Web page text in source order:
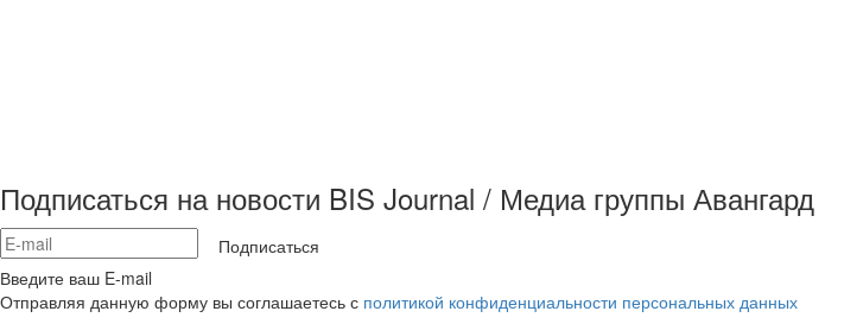
Подписаться на новости BIS Journal / Медиа группы Авангард
Подписаться
Введите ваш E-mail
Отправляя данную форму вы соглашаетесь с политикой конфиденциальности персональных данных